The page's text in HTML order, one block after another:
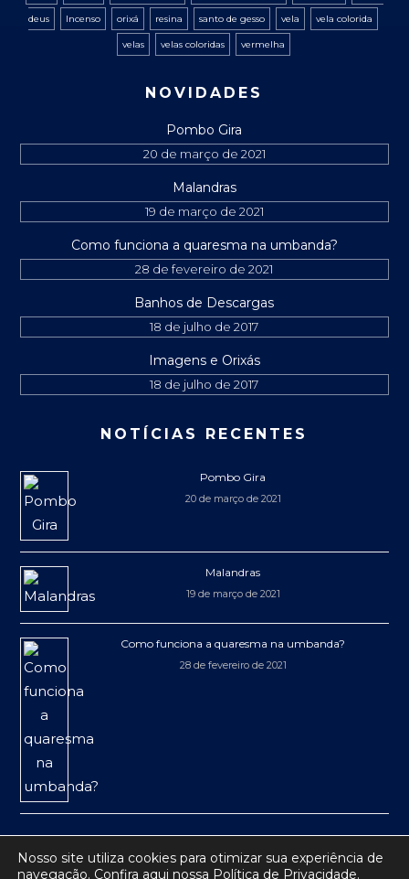
deus Incenso orixá resina santo de gesso vela vela colorida
velas velas coloridas vermelha
NOVIDADES
Pombo Gira
20 de março de 2021
Malandras
19 de março de 2021
Como funciona a quaresma na umbanda?
28 de fevereiro de 2021
Banhos de Descargas
18 de julho de 2017
Imagens e Orixás
18 de julho de 2017
NOTÍCIAS RECENTES
Pombo Gira
20 de março de 2021
Malandras
19 de março de 2021
Como funciona a quaresma na umbanda?
28 de fevereiro de 2021
Nosso site utiliza cookies para otimizar sua experiência de
navegação. Confira aqui nossa Política de Privacidade.